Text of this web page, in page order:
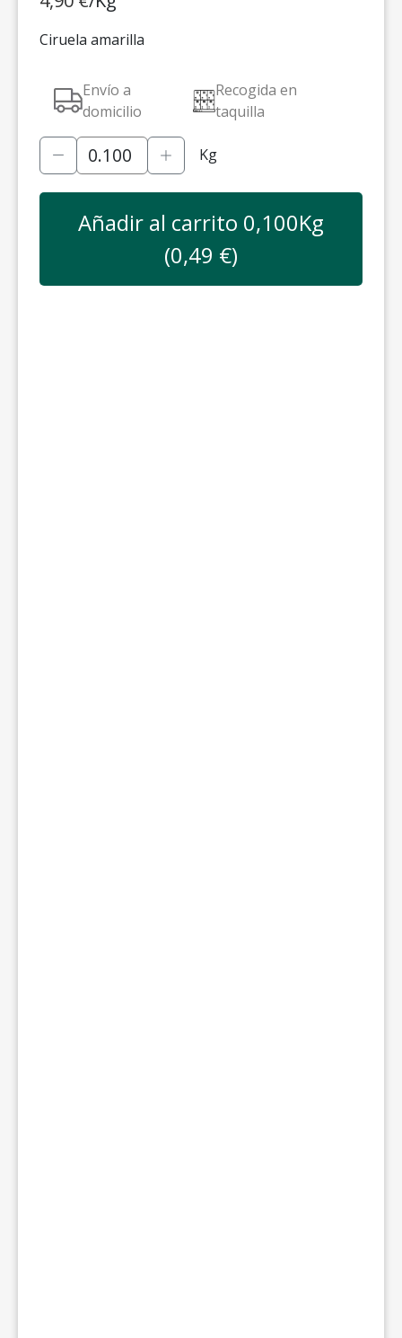
Ciruela amarilla
Envío a
domicilio
Recogida en
taquilla
Kg
Añadir al carrito 0,100Kg
(0,49 €)